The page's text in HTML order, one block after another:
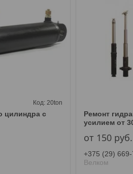
цилиндра с
20ton
Ремонт
усилием от
от 150 руб.
+375 (29)
Велком